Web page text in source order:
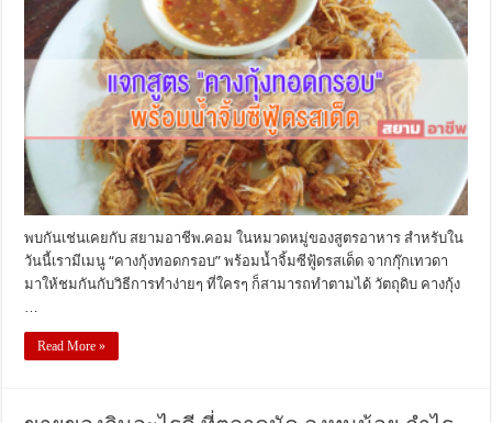
พบกันเช่นเคยกับ สยามอาชีพ.คอม ในหมวดหมู่ของสูตรอาหาร สำหรับใน
วันนี้เรามีเมนู “คางกุ้งทอดกรอบ” พร้อมน้ำจิ้มซีฟู้ดรสเด็ด จากกุ๊กเทวดา
มาให้ชมกันกับวิธีการทำง่ายๆ ที่ใครๆ ก็สามารถทำตามได้ วัตถุดิบ คางกุ้ง
…
Read More »